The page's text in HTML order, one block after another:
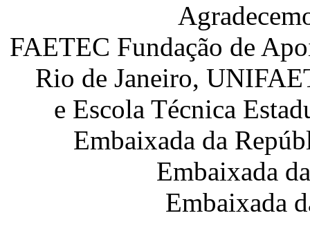
FAETEC Fundação de
Rio de Janeiro,
e Escola Técnica
Embaixada da
Embaixada
Embaixada